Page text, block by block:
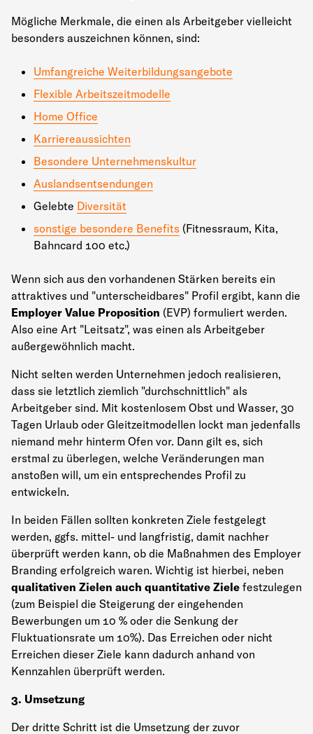
Mögliche Merkmale, die einen als Arbeitgeber vielleicht
besonders auszeichnen können, sind:
Umfangreiche Weiterbildungsangebote
Flexible Arbeitszeitmodelle
Home Office
Karriereaussichten
Besondere Unternehmenskultur
Auslandsentsendungen
Gelebte Diversität
sonstige besondere Benefits (Fitnessraum, Kita,
Bahncard 100 etc.)
Wenn sich aus den vorhandenen Stärken bereits ein
attraktives und "unterscheidbares" Profil ergibt, kann die
Employer Value Proposition (EVP) formuliert werden.
Also eine Art "Leitsatz", was einen als Arbeitgeber
außergewöhnlich macht.
Nicht selten werden Unternehmen jedoch realisieren,
dass sie letztlich ziemlich "durchschnittlich" als
Arbeitgeber sind. Mit kostenlosem Obst und Wasser, 30
Tagen Urlaub oder Gleitzeitmodellen lockt man jedenfalls
niemand mehr hinterm Ofen vor. Dann gilt es, sich
erstmal zu überlegen, welche Veränderungen man
anstoßen will, um ein entsprechendes Profil zu
entwickeln.
In beiden Fällen sollten konkreten Ziele festgelegt
werden, ggfs. mittel- und langfristig, damit nachher
überprüft werden kann, ob die Maßnahmen des Employer
Branding erfolgreich waren. Wichtig ist hierbei, neben
qualitativen Zielen auch quantitative Ziele festzulegen
(zum Beispiel die Steigerung der eingehenden
Bewerbungen um 10 % oder die Senkung der
Fluktuationsrate um 10%). Das Erreichen oder nicht
Erreichen dieser Ziele kann dadurch anhand von
Kennzahlen überprüft werden.
3. Umsetzung
Der dritte Schritt ist die Umsetzung der zuvor